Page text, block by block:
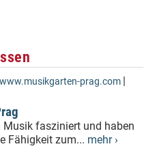
www.musikgarten-prag.com |
Musik fasziniert und haben
Fähigkeit zum... mehr ›